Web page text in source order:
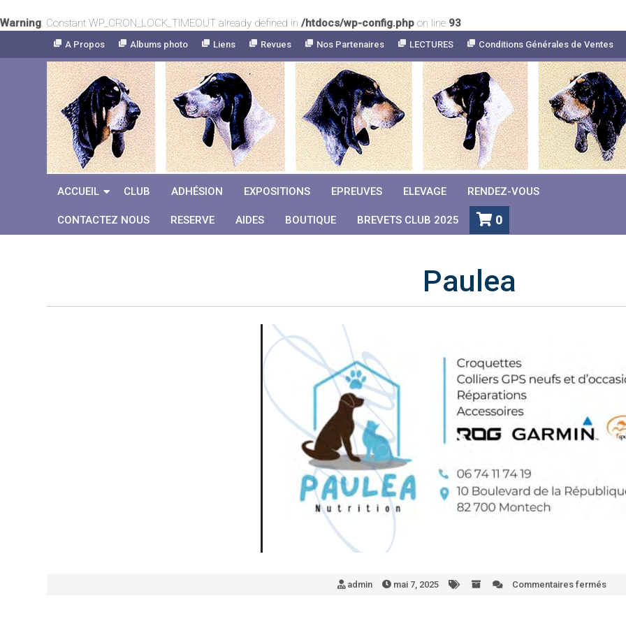
Warning: Constant WP_CRON_LOCK_TIMEOUT already defined in /htdocs/wp-config.php on line 93
A Propos Albums photo Liens Revues Nos Partenaires LECTURES Conditions Générales de Ventes
ACCUEIL CLUB ADHÉSION EXPOSITIONS EPREUVES ELEVAGE RENDEZ-VOUS
CONTACTEZ NOUS RESERVE AIDES BOUTIQUE BREVETS CLUB 2025 0
Paulea
admin mai 7, 2025 Commentaires fermés